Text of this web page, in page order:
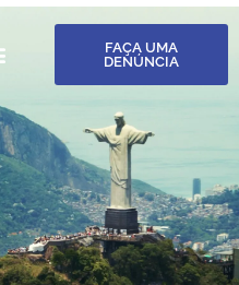
FAÇA UMA
DENÚNCIA